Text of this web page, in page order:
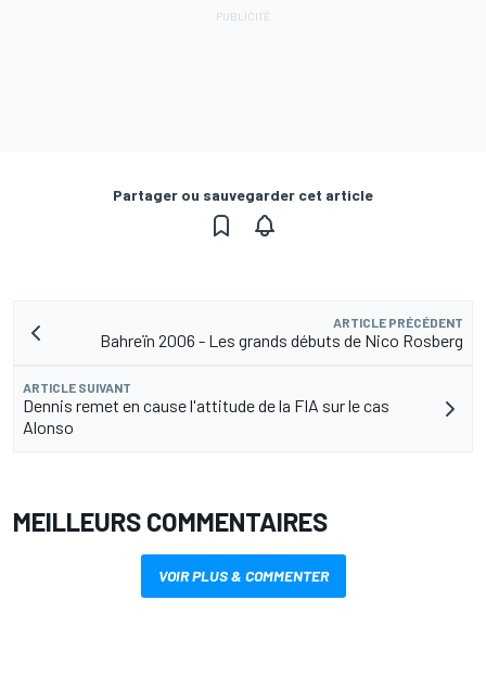
Partager ou sauvegarder cet article
ARTICLE PRÉCÉDENT
Bahreïn 2006 - Les grands débuts de Nico Rosberg
ARTICLE SUIVANT
Dennis remet en cause l'attitude de la FIA sur le cas
Alonso
MEILLEURS COMMENTAIRES
VOIR PLUS & COMMENTER